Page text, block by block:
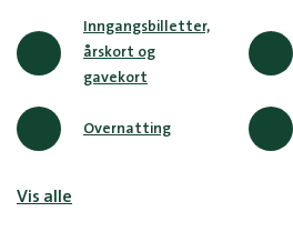
Inngangsbilletter,
årskort og
gavekort
Overnatting
Vis alle